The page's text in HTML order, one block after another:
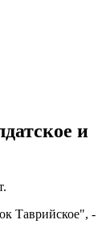
и
Таврийское", -